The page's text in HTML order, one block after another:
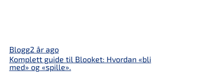
Blogg2 år ago
Komplett guide til Blooket: Hvordan «bli
med» og «spille».